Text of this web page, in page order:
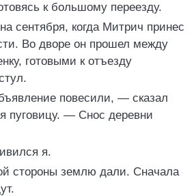
к большому переезду.
сентября, когда Митрич принес
Во дворе он прошел между
готовыми к отъезду
повесили, — сказал
пуговицу. — Снос деревни
я.
стороны землю дали. Сначала